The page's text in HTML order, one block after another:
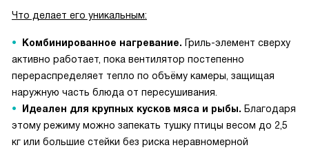
Что делает его уникальным:
Комбинированное нагревание. Гриль-элемент сверху
активно работает, пока вентилятор постепенно
перераспределяет тепло по объёму камеры, защищая
наружную часть блюда от пересушивания.
Идеален для крупных кусков мяса и рыбы. Благодаря
этому режиму можно запекать тушку птицы весом до 2,5
кг или большие стейки без риска неравномерной